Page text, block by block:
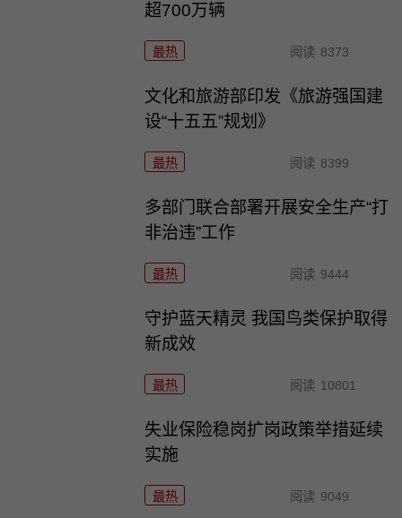
超700万辆
最热 阅读 8373
文化和旅游部印发《旅游强国建
设“十五五”规划》
最热 阅读 8399
多部门联合部署开展安全生产“打
非治违”工作
最热 阅读 9444
守护蓝天精灵 我国鸟类保护取得
新成效
最热 阅读 10801
失业保险稳岗扩岗政策举措延续
实施
最热 阅读 9049